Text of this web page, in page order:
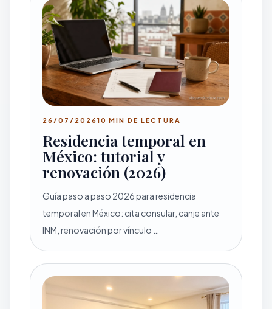
26/07/202610 MIN DE LECTURA
Residencia temporal en
México: tutorial y
renovación (2026)
Guía paso a paso 2026 para residencia
temporal en México: cita consular, canje ante
INM, renovación por vínculo …